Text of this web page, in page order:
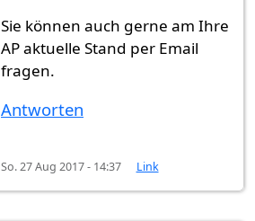
Sie können auch gerne am Ihre
AP aktuelle Stand per Email
fragen.
Antworten
So. 27 Aug 2017 - 14:37 Link